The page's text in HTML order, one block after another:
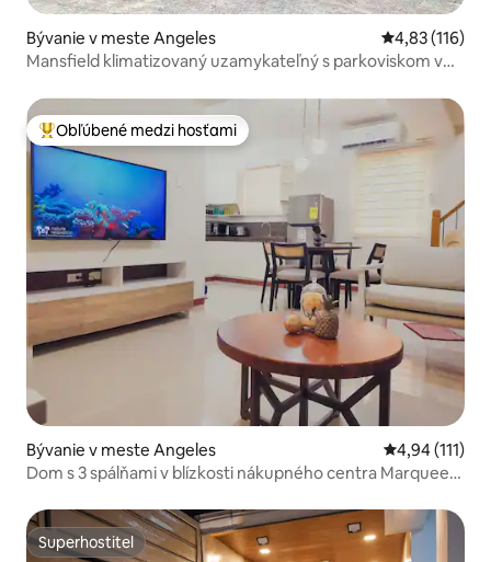
Bývanie v meste Angeles Priemerné
4,83 (116)
Mansfield klimatizovaný uzamykateľný s parkoviskom v
Najobľúbenejšie medzi hosťami
Obľúbené medzi hosťami
Bývanie v meste Angeles Priemerné
4,94 (111)
Dom s 3 spálňami v blízkosti nákupného centra Marquee
Superhostiteľ
Superhostiteľ